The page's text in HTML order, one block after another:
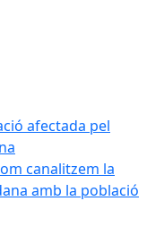
afectada pel
canalitzem la
amb la població